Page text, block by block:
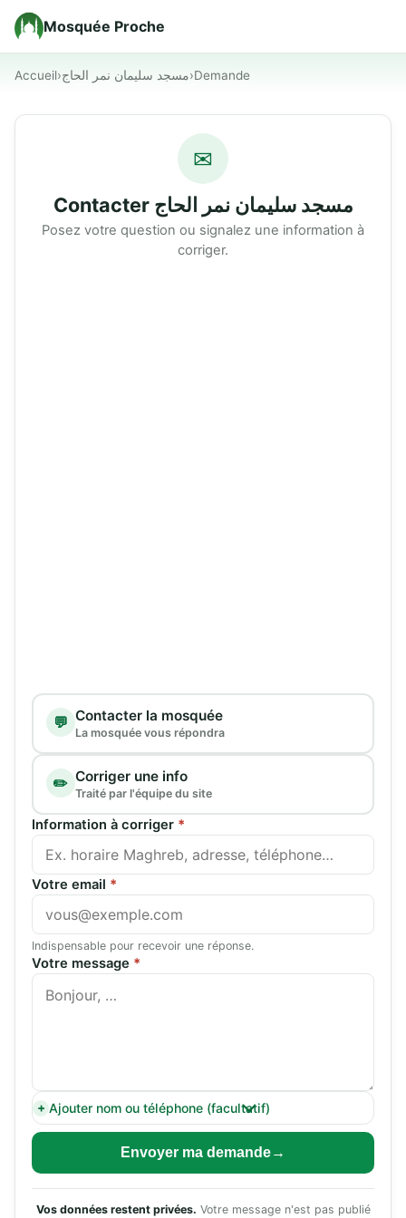
Mosquée Proche
Accueil›مسجد سليمان نمر الحاج›Demande
✉
Contacter مسجد سليمان نمر الحاج
Posez votre question ou signalez une information à
corriger.
Type de demande
💬 Contacter la mosquée
La mosquée vous répondra
✏️ Corriger une info
Traité par l'équipe du site
Information à corriger *
Votre email *
Indispensable pour recevoir une réponse.
Votre message *
Ajouter nom ou téléphone (facultatif)
Envoyer ma demande
Vos données restent privées. Votre message n'est pas publié